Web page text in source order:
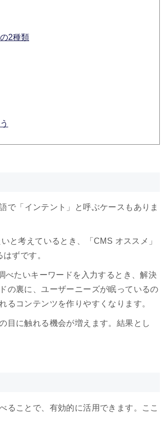
2種類
で「インテント」と呼ぶケースもありま
と考えているとき、「CMS オススメ」
ずです。
べたいキーワードを入力するとき、解決
の裏に、ユーザーニーズが眠っているの
るコンテンツを作りやすくなります。
目に触れる機会が増えます。結果とし
ることで、有効的に活用できます。ここ